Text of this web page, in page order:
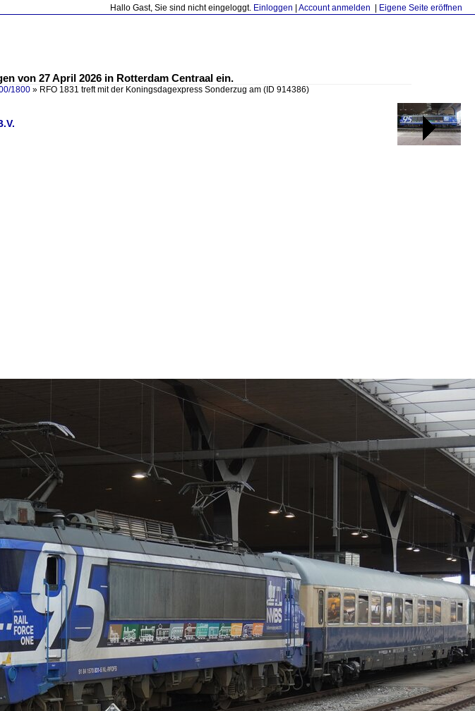
Hallo Gast, Sie sind nicht eingeloggt. Einloggen Account anmelden Eigene Seite eröffnen
von 27 April 2026 in Rotterdam Centraal ein.
1800 » RFO 1831 treft mit der Koningsdagexpress Sonderzug am (ID 914386)